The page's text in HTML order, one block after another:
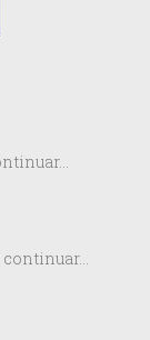
continuar…